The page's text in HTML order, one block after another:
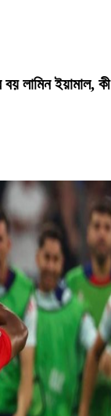
লামিন ইয়ামাল, কী